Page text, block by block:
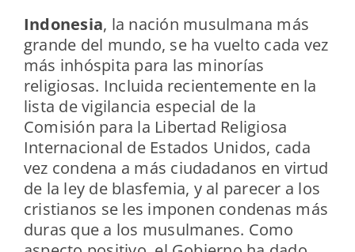
Indonesia, la nación musulmana más
grande del mundo, se ha vuelto cada vez
más inhóspita para las minorías
religiosas. Incluida recientemente en la
lista de vigilancia especial de la
Comisión para la Libertad Religiosa
Internacional de Estados Unidos, cada
vez condena a más ciudadanos en virtud
de la ley de blasfemia, y al parecer a los
cristianos se les imponen condenas más
duras que a los musulmanes. Como